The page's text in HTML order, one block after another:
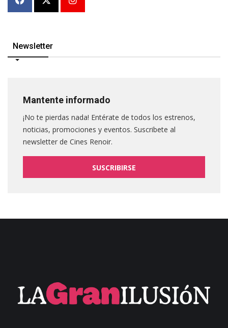
Newsletter
Mantente informado
¡No te pierdas nada! Entérate de todos los estrenos,
noticias, promociones y eventos. Suscribete al
newsletter de Cines Renoir.
SUSCRIBIRSE